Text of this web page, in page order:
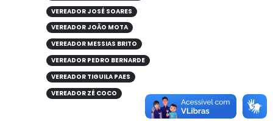
VEREADOR JOSÉ SOARES
VEREADOR JOÃO MOTA
VEREADOR MESSIAS BRITO
VEREADOR PEDRO BERNARDE
VEREADOR TIGUILA PAES
VEREADOR ZÉ COCO